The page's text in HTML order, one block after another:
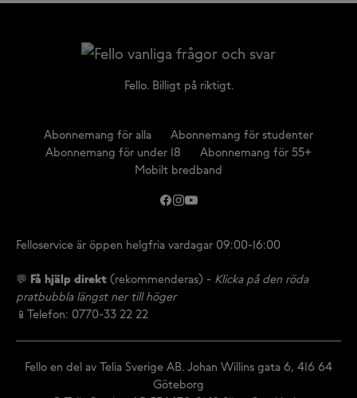
Fello. Billigt på riktigt.
Abonnemang för alla
Abonnemang för studenter
Abonnemang för under 18
Abonnemang för 55+
Mobilt bredband
Felloservice är öppen helgfria vardagar 09:00-16:00
💬 Få hjälp direkt (rekommenderas) - Klicka på den röda
pratbubbla längst ner till höger
📱Telefon: 0770-33 22 22
Fello en del av Telia Sverige AB. Johan Willins gata 6, 416 64
Göteborg